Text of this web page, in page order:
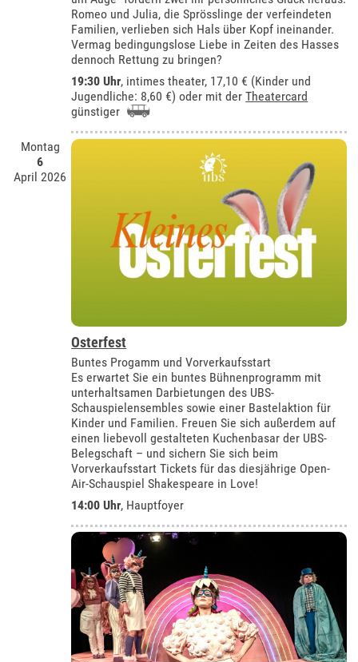
Romeo und Julia, die Sprösslinge der verfeindeten
Familien, verlieben sich Hals über Kopf ineinander.
Vermag bedingungslose Liebe in Zeiten des Hasses
dennoch Rettung zu bringen?
19:30 Uhr, intimes theater, 17,10 € (Kinder und
Jugendliche: 8,60 €) oder mit derTheatercard
günstiger
Montag
6
April 2026
Osterfest
Buntes Progamm und Vorverkaufsstart
Es erwartet Sie ein buntes Bühnenprogramm mit
unterhaltsamen Darbietungen des UBS-
Schauspielensembles sowie einer Bastelaktion für
Kinder und Familien. Freuen Sie sich außerdem auf
einen liebevoll gestalteten Kuchenbasar der UBS-
Belegschaft – und sichern Sie sich beim
Vorverkaufsstart Tickets für das diesjährige Open-
Air-Schauspiel Shakespeare in Love!
14:00 Uhr, Hauptfoyer